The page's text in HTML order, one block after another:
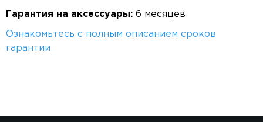
Гарантия на аксессуары: 6 месяцев
Ознакомьтесь с полным описанием сроков
гарантии